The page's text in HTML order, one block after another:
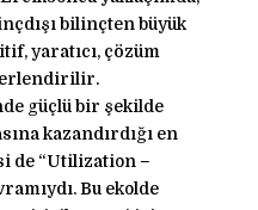
bilinçten büyük
yaratıcı, çözüm
güçlü bir şekilde
kazandırdığı en
de “Utilization –
Bu ekolde